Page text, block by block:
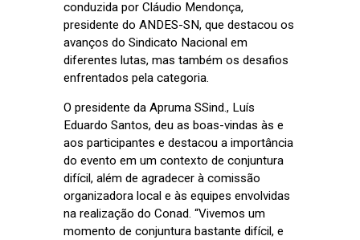
conduzida por Cláudio Mendonça,
presidente do ANDES-SN, que destacou os
avanços do Sindicato Nacional em
diferentes lutas, mas também os desafios
enfrentados pela categoria.
O presidente da Apruma SSind., Luís
Eduardo Santos, deu as boas-vindas às e
aos participantes e destacou a importância
do evento em um contexto de conjuntura
difícil, além de agradecer à comissão
organizadora local e às equipes envolvidas
na realização do Conad. “Vivemos um
momento de conjuntura bastante difícil, e